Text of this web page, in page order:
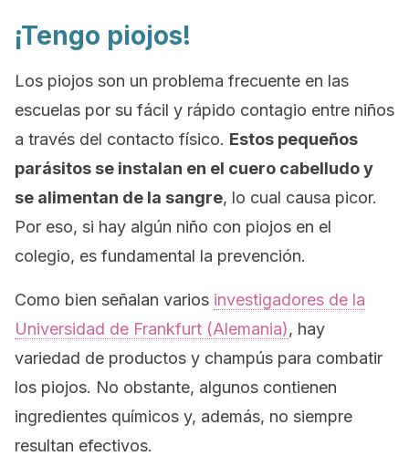
¡Tengo piojos!
Los piojos son un problema frecuente en las
escuelas por su fácil y rápido contagio entre niños
a través del contacto físico. Estos pequeños
parásitos se instalan en el cuero cabelludo y
se alimentan de la sangre, lo cual causa picor.
Por eso, si hay algún niño con piojos en el
colegio, es fundamental la prevención.
Como bien señalan varios investigadores de la
Universidad de Frankfurt (Alemania), hay
variedad de productos y champús para combatir
los piojos. No obstante, algunos contienen
ingredientes químicos y, además, no siempre
resultan efectivos.